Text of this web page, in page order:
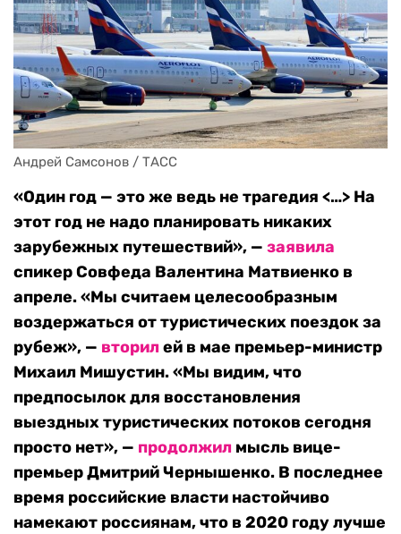
Андрей Самсонов / ТАСС
«Один год — это же ведь не трагедия <…> На
этот год не надо планировать никаких
зарубежных путешествий», — заявила
спикер Совфеда Валентина Матвиенко в
апреле. «Мы считаем целесообразным
воздержаться от туристических поездок за
рубеж», — вторилей в мае премьер-министр
Михаил Мишустин. «Мы видим, что
предпосылок для восстановления
выездных туристических потоков сегодня
просто нет», — продолжил мысль вице-
премьер Дмитрий Чернышенко. В последнее
время российские власти настойчиво
намекают россиянам, что в 2020 году лучше